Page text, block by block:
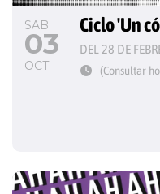
SAB
03
OCT
Ciclo 'Un
DEL 28 DE
(Consultar